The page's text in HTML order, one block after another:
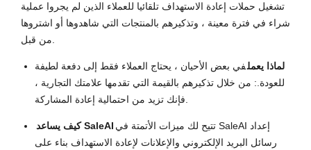
تشغيل حملات إعادة الاستهداف تلقائيا للعملاء الذين لم يجروا عملية
شراء في فترة معينة ، وتذكيرهم بالمنتجات التي شاهدوها أو اشتروها
من قبل.
لماذا يعملفي بعض الأحيان ، يحتاج العملاء فقط إلى دفعة لطيفة
للعودة.: من خلال تذكيرهم بالقيمة التي تقدمها علامتك التجارية ،
فإنك تزيد من احتمالية إعادة المشاركة.
كيف يساعد SaleAI تتيح لك ميزات الأتمتة في SaleAI إعداد
رسائل البريد الإلكتروني والإعلانات لإعادة الاستهداف بناء على